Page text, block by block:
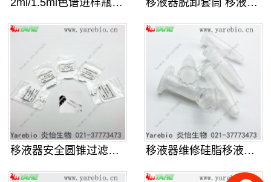
移液器安全圆锥过滤器 移液枪保护滤 移液器维修硅脂移液枪密封硅油适配赛